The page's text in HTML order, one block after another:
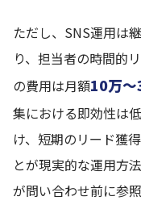
ただし、SNS運用は
り、担当者の時間的
の費用は月額10万
集における即効性は
け、短期のリード獲
とが現実的な運用方
が問い合わせ前に参